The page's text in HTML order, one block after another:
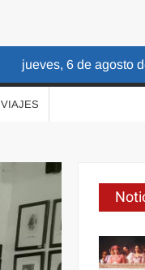
jueves, 6 de agosto
VIAJES